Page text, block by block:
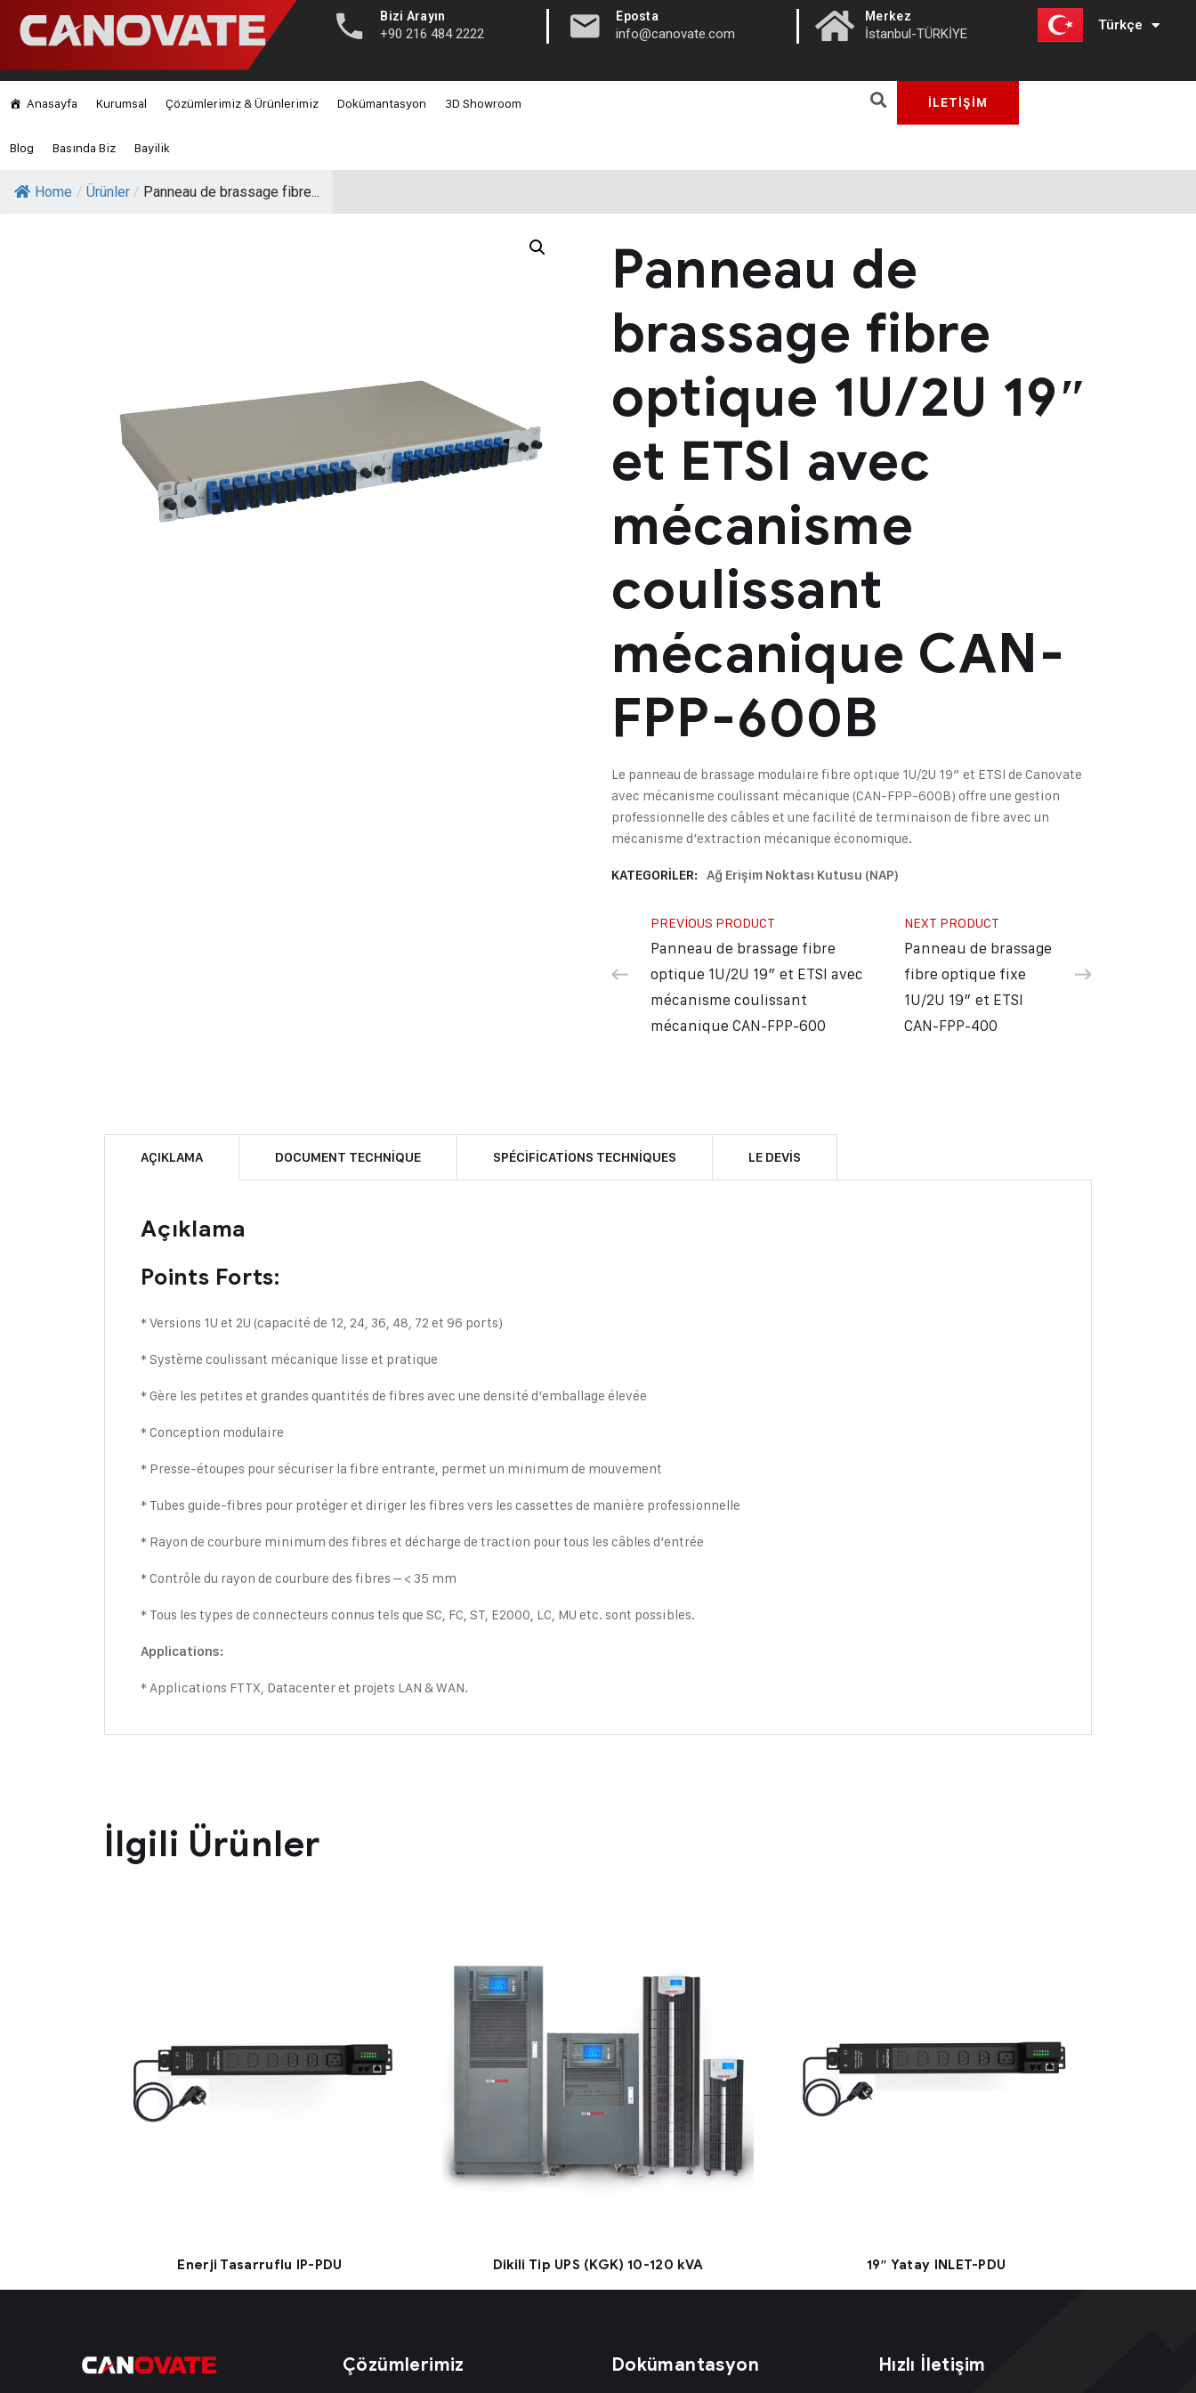
Bizi Arayın
+90 216 484 2222 | Eposta
info@canovate.com | Merkez
İstanbul-TÜRKİYE
Türkçe
English
Anasayfa Kurumsal Çözümlerimiz & Ürünlerimiz Dokümantasyon 3D Showroom
Blog Basında Biz Bayilik
İLETİŞİM
Home / Ürünler / Panneau de brassage fibre...
Panneau de
brassage fibre
optique 1U/2U 19″
et ETSI avec
mécanisme
coulissant
mécanique CAN-
FPP-600B
Le panneau de brassage modulaire fibre optique 1U/2U 19″ et ETSI de Canovate
avec mécanisme coulissant mécanique (CAN-FPP-600B) offre une gestion
professionnelle des câbles et une facilité de terminaison de fibre avec un
mécanisme d’extraction mécanique économique.
KATEGORILER: Ağ Erişim Noktası Kutusu (NAP)
PREVIOUS PRODUCT
Panneau de brassage fibre
optique 1U/2U 19″ et ETSI avec
mécanisme coulissant
mécanique CAN-FPP-600
NEXT PRODUCT
Panneau de brassage
fibre optique fixe
1U/2U 19″ et ETSI
CAN-FPP-400
AÇIKLAMA DOCUMENT TECHNIQUE SPÉCIFICATIONS TECHNIQUES LE DEVIS
Açıklama
Points Forts:
* Versions 1U et 2U (capacité de 12, 24, 36, 48, 72 et 96 ports)
* Système coulissant mécanique lisse et pratique
* Gère les petites et grandes quantités de fibres avec une densité d’emballage élevée
* Conception modulaire
* Presse-étoupes pour sécuriser la fibre entrante, permet un minimum de mouvement
* Tubes guide-fibres pour protéger et diriger les fibres vers les cassettes de manière professionnelle
* Rayon de courbure minimum des fibres et décharge de traction pour tous les câbles d’entrée
* Contrôle du rayon de courbure des fibres – < 35 mm
* Tous les types de connecteurs connus tels que SC, FC, ST, E2000, LC, MU etc. sont possibles.
Applications:
* Applications FTTX, Datacenter et projets LAN & WAN.
İlgili Ürünler
Enerji Tasarruflu IP-PDU Dikili Tip UPS (KGK) 10-120 kVA 19″ Yatay INLET-PDU
Çözümlerimiz Dokümantasyon Hızlı İletişim